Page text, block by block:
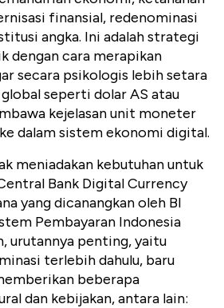
finansial, redenominasi
angka. Ini adalah strategi
dengan cara merapikan
secara psikologis lebih setara
seperti dolar AS atau
kejelasan unit moneter
dalam sistem ekonomi digital.
meniadakan kebutuhan untuk
Bank Digital Currency
yang dicanangkan oleh BI
Pembayaran Indonesia
urutannya penting, yaitu
terlebih dahulu, baru
beberapa
dan kebijakan, antara lain: